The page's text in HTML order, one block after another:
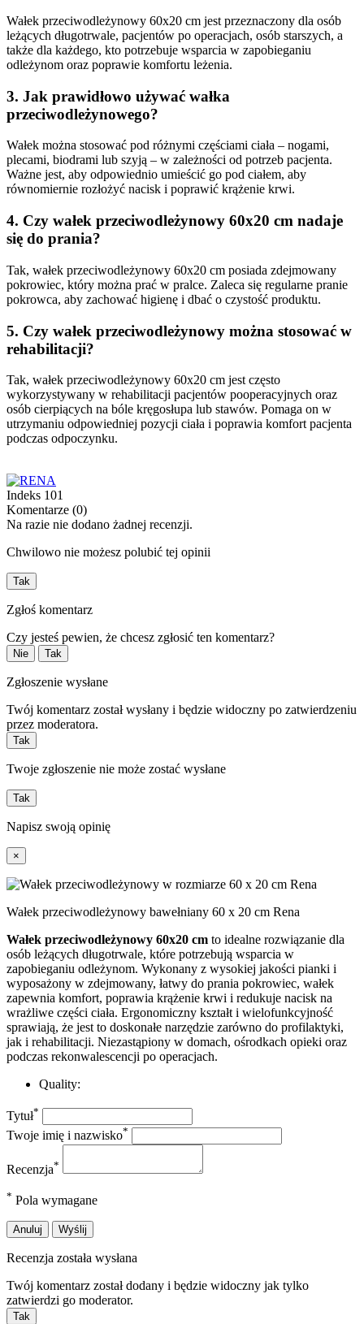
Wałek przeciwodleżynowy 60x20 cm jest przeznaczony dla osób
leżących długotrwale, pacjentów po operacjach, osób starszych, a
także dla każdego, kto potrzebuje wsparcia w zapobieganiu
odleżynom oraz poprawie komfortu leżenia.
3. Jak prawidłowo używać wałka
przeciwodleżynowego?
Wałek można stosować pod różnymi częściami ciała – nogami,
plecami, biodrami lub szyją – w zależności od potrzeb pacjenta.
Ważne jest, aby odpowiednio umieścić go pod ciałem, aby
równomiernie rozłożyć nacisk i poprawić krążenie krwi.
4. Czy wałek przeciwodleżynowy 60x20 cm nadaje
się do prania?
Tak, wałek przeciwodleżynowy 60x20 cm posiada zdejmowany
pokrowiec, który można prać w pralce. Zaleca się regularne pranie
pokrowca, aby zachować higienę i dbać o czystość produktu.
5. Czy wałek przeciwodleżynowy można stosować w
rehabilitacji?
Tak, wałek przeciwodleżynowy 60x20 cm jest często
wykorzystywany w rehabilitacji pacjentów pooperacyjnych oraz
osób cierpiących na bóle kręgosłupa lub stawów. Pomaga on w
utrzymaniu odpowiedniej pozycji ciała i poprawia komfort pacjenta
podczas odpoczynku.
Indeks 101
Komentarze (0)
Na razie nie dodano żadnej recenzji.
Chwilowo nie możesz polubić tej opinii
Tak
Zgłoś komentarz
Czy jesteś pewien, że chcesz zgłosić ten komentarz?
Nie Tak
Zgłoszenie wysłane
Twój komentarz został wysłany i będzie widoczny po zatwierdzeniu
przez moderatora.
Tak
Twoje zgłoszenie nie może zostać wysłane
Tak
Napisz swoją opinię
×
Wałek przeciwodleżynowy bawełniany 60 x 20 cm Rena
Wałek przeciwodleżynowy 60x20 cm to idealne rozwiązanie dla
osób leżących długotrwale, które potrzebują wsparcia w
zapobieganiu odleżynom. Wykonany z wysokiej jakości pianki i
wyposażony w zdejmowany, łatwy do prania pokrowiec, wałek
zapewnia komfort, poprawia krążenie krwi i redukuje nacisk na
wrażliwe części ciała. Ergonomiczny kształt i wielofunkcyjność
sprawiają, że jest to doskonałe narzędzie zarówno do profilaktyki,
jak i rehabilitacji. Niezastąpiony w domach, ośrodkach opieki oraz
podczas rekonwalescencji po operacjach.
Quality:
Tytuł*
Twoje imię i nazwisko*
Recenzja*
* Pola wymagane
Anuluj Wyślij
Recenzja została wysłana
Twój komentarz został dodany i będzie widoczny jak tylko
zatwierdzi go moderator.
Tak